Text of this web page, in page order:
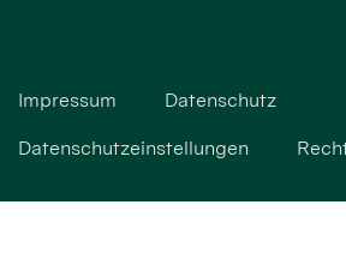
Impressum Datenschutz
Datenschutzeinstellungen